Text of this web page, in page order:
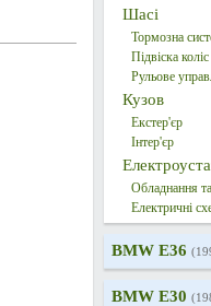
Шасі
Тормозна
Підвіска коліс
Рульове
Кузов
Екстер'єр
Інтер'єр
Обладнання
Електричні
BMW E36
BMW E30